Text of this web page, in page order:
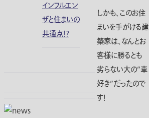
インフルエン
ザと住まいの
共通点！？
しかも、このお住
まいを手がける建
築家は、なんとお
客様に勝るとも
劣らない大の”車
好き”だったので
す！